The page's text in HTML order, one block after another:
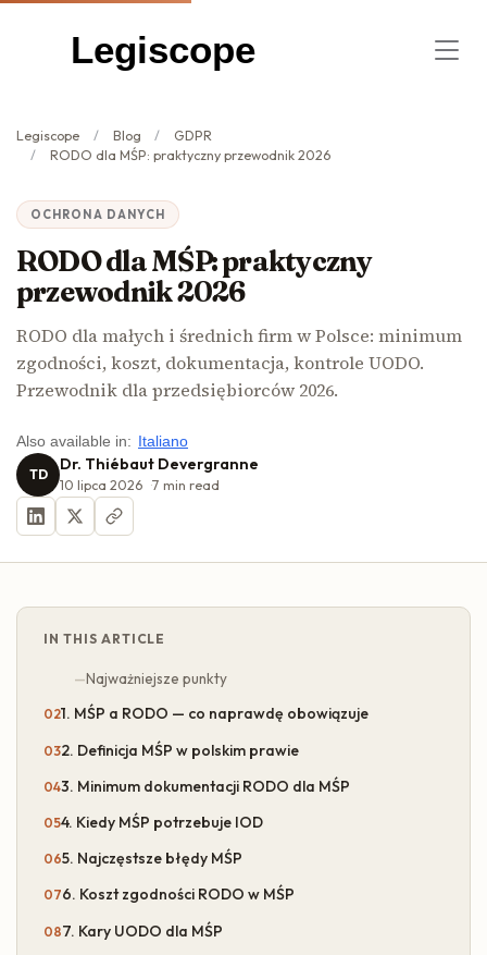
Legiscope
Legiscope Blog
GDPR
RODO dla MŚP: praktyczny przewodnik 2026
OCHRONA DANYCH
RODO dla MŚP: praktyczny
przewodnik 2026
RODO dla małych i średnich firm w Polsce: minimum
zgodności, koszt, dokumentacja, kontrole UODO.
Przewodnik dla przedsiębiorców 2026.
Also available in: Italiano
TD Dr. Thiébaut Devergranne
10 lipca 2026 7 min read
IN THIS ARTICLE
Najważniejsze punkty
1. MŚP a RODO — co naprawdę obowiązuje
2. Definicja MŚP w polskim prawie
3. Minimum dokumentacji RODO dla MŚP
4. Kiedy MŚP potrzebuje IOD
5. Najczęstsze błędy MŚP
6. Koszt zgodności RODO w MŚP
7. Kary UODO dla MŚP